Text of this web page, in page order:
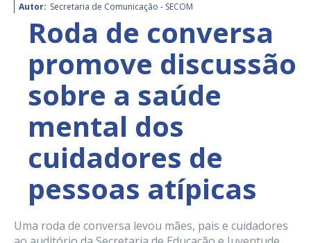
Autor: Secretaria de Comunicação - SECOM
Roda de conversa
promove discussão
sobre a saúde
mental dos
cuidadores de
pessoas atípicas
Uma roda de conversa levou mães, pais e cuidadores